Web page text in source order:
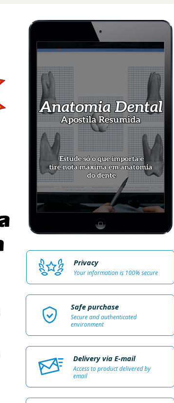
Privacy
Your information is 100% secure
Safe purchase
Secure and authenticated
environment
Delivery via E-mail
Access to product delivered by
email